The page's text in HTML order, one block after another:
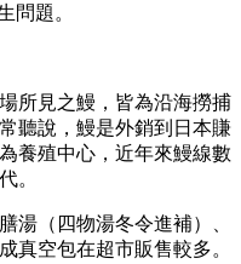
問題。
所見之鰻，皆為沿海撈捕
聽說，鰻是外銷到日本賺
養殖中心，近年來鰻線數
。
湯（四物湯冬令進補）、
真空包在超市販售較多。